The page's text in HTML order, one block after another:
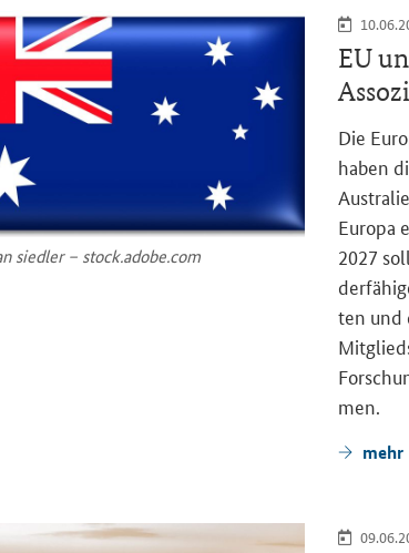
sied­ler – stock.adobe.com
EU
Die
haben
Eu­ro­pa
2027
ten und
men.
mehr